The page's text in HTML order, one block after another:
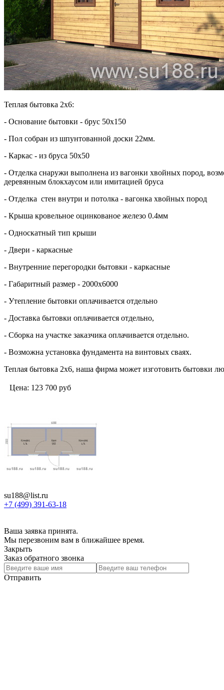
Теплая бытовка 2х6:
- Основание бытовки - брус 50х150
- Пол собран из шпунтованной доски 22мм.
- Каркас - из бруса 50х50
- Отделка снаружи выполнена из вагонки хвойных пород,
деревянным блокхаусом или имитацией бруса
- Отделка стен внутри и потолка - вагонка хвойных пород
- Крыша кровельное оцинкованое железо 0.4мм
- Односкатный тип крыши
- Двери - каркасные
- Внутренние перегородки бытовки - каркасные
- Габаритный размер - 2000х6000
- Утепление бытовки оплачивается отдельно
- Доставка бытовки оплачивается отдельно,
- Сборка на участке заказчика оплачивается отдельно.
- Возможна установка фундамента на винтовых сваях.
Теплая бытовка 2х6, наша фирма может изготовить бытовки
Цена: 123 700 руб
su188@list.ru
+7 (499) 391-63-18
Ваша заявка принята.
Мы перезвоним вам в ближайшее время.
Закрыть
Заказ обратного звонка
Отправить